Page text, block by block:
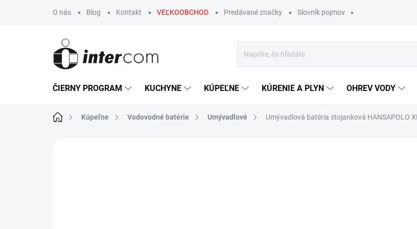
O nás Blog Kontakt VEĽKOOBCHOD Predávané značky Slovník pojmov
ČIERNY PROGRAM KUCHYNE KÚPEĽNE KÚRENIE A PLYN OHREV VODY
DomovKúpeľne Vodovodné batérie Umývadlové Umývadlová batéria stojanková HANSAPOLO